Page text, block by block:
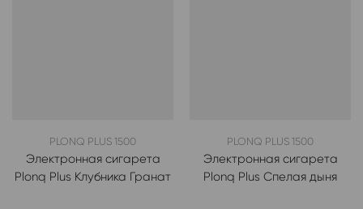
PLONQ PLUS 1500
Электронная сигарета
Plonq Plus Клубника Гранат
PLONQ PLUS 1500
Электронная сигарета
Plonq Plus Спелая дыня